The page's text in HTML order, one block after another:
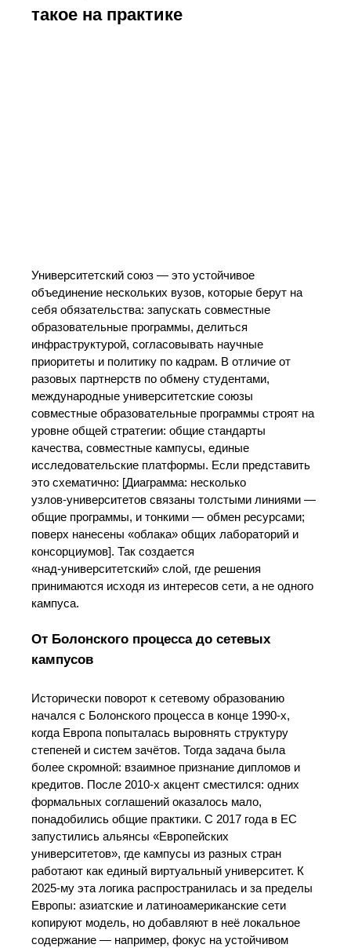
такое на практике
Университетский союз — это устойчивое
объединение нескольких вузов, которые берут на
себя обязательства: запускать совместные
образовательные программы, делиться
инфраструктурой, согласовывать научные
приоритеты и политику по кадрам. В отличие от
разовых партнерств по обмену студентами,
международные университетские союзы
совместные образовательные программы строят на
уровне общей стратегии: общие стандарты
качества, совместные кампусы, единые
исследовательские платформы. Если представить
это схематично: [Диаграмма: несколько
узлов‑университетов связаны толстыми линиями —
общие программы, и тонкими — обмен ресурсами;
поверх нанесены «облака» общих лабораторий и
консорциумов]. Так создается
«над‑университетский» слой, где решения
принимаются исходя из интересов сети, а не одного
кампуса.
От Болонского процесса до сетевых
кампусов
Исторически поворот к сетевому образованию
начался с Болонского процесса в конце 1990‑х,
когда Европа попыталась выровнять структуру
степеней и систем зачётов. Тогда задача была
более скромной: взаимное признание дипломов и
кредитов. После 2010‑х акцент сместился: одних
формальных соглашений оказалось мало,
понадобились общие практики. С 2017 года в ЕС
запустились альянсы «Европейских
университетов», где кампусы из разных стран
работают как единый виртуальный университет. К
2025‑му эта логика распространилась и за пределы
Европы: азиатские и латиноамериканские сети
копируют модель, но добавляют в неё локальное
содержание — например, фокус на устойчивом